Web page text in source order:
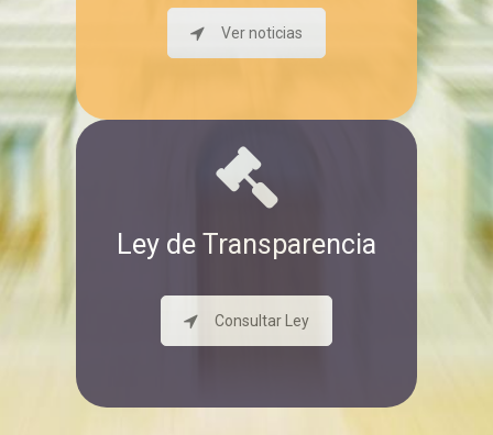
Ver noticias
Ley de Transparencia
Consultar Ley